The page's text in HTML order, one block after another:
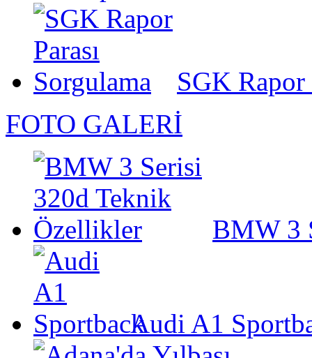
SGK Rapor
FOTO GALERİ
BMW 3
Audi A1